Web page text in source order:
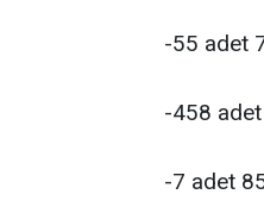
-55 adet
-458
-7 adet